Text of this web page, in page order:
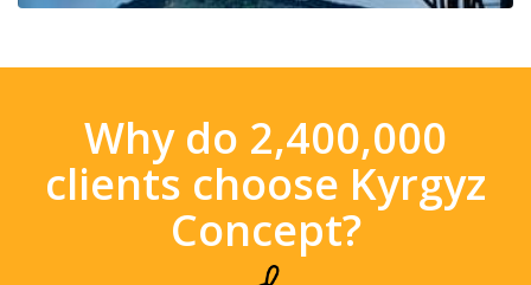
Why do 2,400,000
clients choose Kyrgyz
Concept?